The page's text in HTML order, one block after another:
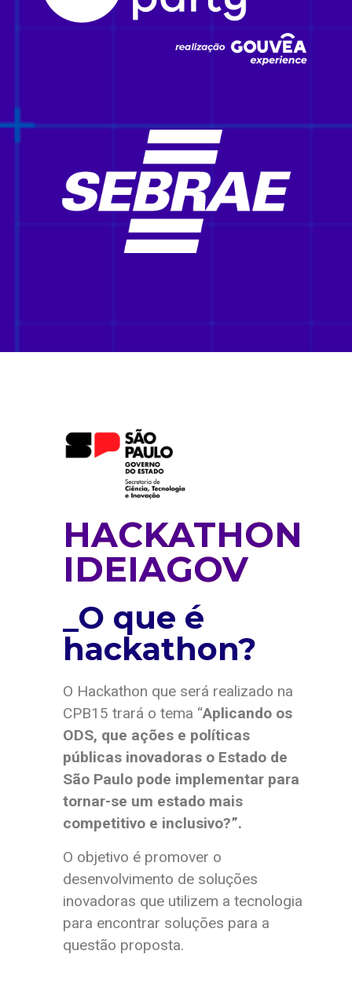
HACKATHON
IDEIAGOV
_O que é
hackathon?
O Hackathon que será realizado na
CPB15 trará o tema “Aplicando os
ODS, que ações e políticas
públicas inovadoras o Estado de
São Paulo pode implementar para
tornar-se um estado mais
competitivo e inclusivo?”.
O objetivo é promover o
desenvolvimento de soluções
inovadoras que utilizem a tecnologia
para encontrar soluções para a
questão proposta.